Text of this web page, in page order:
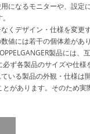
になるモニターや、設定
くデザイン・仕様を変更
値には若干の個体差があり
製品には、
ず各製品のサイズや仕様
いる製品の外観・仕様は
があります。そのため実